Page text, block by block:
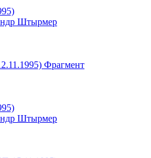
Штырмер
Фрагмент
Штырмер